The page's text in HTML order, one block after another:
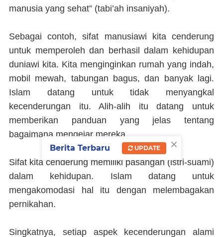
manusia yang sehat” (tabi’ah insaniyah).
Sebagai contoh, sifat manusiawi kita cenderung
untuk memperoleh dan berhasil dalam kehidupan
duniawi kita. Kita menginginkan rumah yang indah,
mobil mewah, tabungan bagus, dan banyak lagi.
Islam datang untuk tidak menyangkal
kecenderungan itu. Alih-alih itu datang untuk
memberikan panduan yang jelas tentang
bagaimana mengejar mereka.
Sifat kita cenderung memiliki pasangan (istri-suami)
dalam kehidupan. Islam datang untuk
mengakomodasi hal itu dengan melembagakan
pernikahan.
Singkatnya, setiap aspek kecenderungan alami
×
Berita Terbaru UPDATE